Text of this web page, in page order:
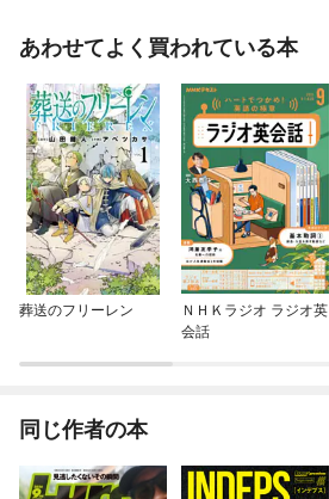
あわせてよく買われている本
葬送のフリーレン
ＮＨＫラジオ ラジオ英
会話
同じ作者の本